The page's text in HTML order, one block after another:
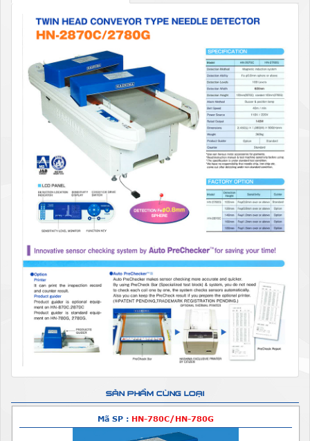
SẢN PHẨM CÙNG LOẠI
Mã SP : HN-780C/HN-780G